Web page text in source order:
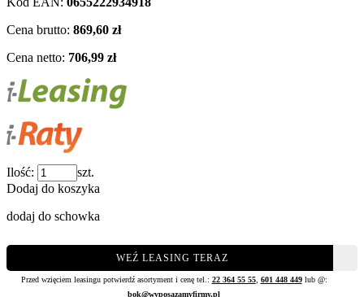
Cena brutto: 869,60 zł
Cena netto: 706,99 zł
Ilość:
szt.
Dodaj do koszyka
dodaj do schowka
WEŹ LEASING TERAZ
Przed wzięciem leasingu potwierdź asortyment i cenę tel.: 22 364 55 55, 601 448 449lub @:
bok@wyposazamyfirmy.pl